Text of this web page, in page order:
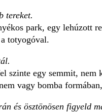
tereket.
park, egy lehúzott
totyogóval.
szinte egy semmit, nem
vagy bomba
és ösztönösen figyeld